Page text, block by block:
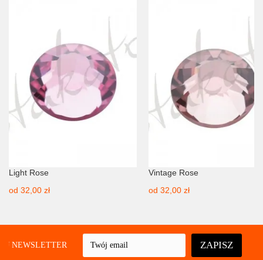
Light Rose
od 32,00 zł
Vintage Rose
od 32,00 zł
NEWSLETTER ZAPISZ